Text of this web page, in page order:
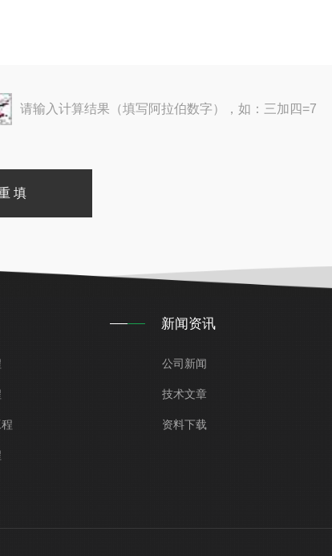
请输入计算结果（填写阿拉伯数字），如：三加四=7
新闻资讯
公司新闻
技术文章
资料下载